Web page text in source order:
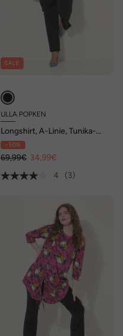
SALE
ULLA POPKEN
Longshirt, A-Linie, Tunika-
Ausschnitt, 3/4-Arm,
Taschen
- 50%
69,99€ 34,99€
4
(3)